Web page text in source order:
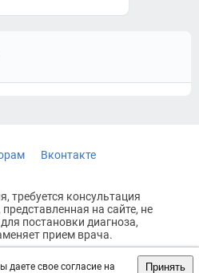
даете свое согласие на
Принять
Вконтакте
требуется консультация
на сайте, не
постановки диагноза,
прием врача.